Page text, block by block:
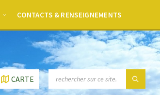
CONTACTS & RENSEIGNEMENTS
CARTE